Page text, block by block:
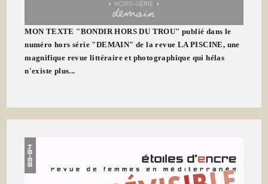
MON TEXTE "BONDIR HORS DU TROU" publié dans le
numéro hors série "DEMAIN" de la revue LA PISCINE, une
magnifique revue littéraire et photographique qui hélas
n'existe plus...